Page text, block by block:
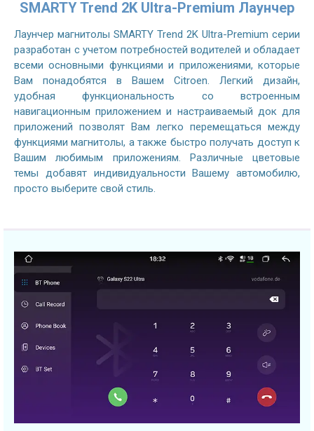
SMARTY Trend 2K Ultra-Premium Лаунчер
Лаунчер магнитолы SMARTY Trend 2K Ultra-Premium серии
разработан с учетом потребностей водителей и обладает
всеми основными функциями и приложениями, которые
Вам понадобятся в Вашем Citroen. Легкий дизайн,
удобная функциональность со встроенным
навигационным приложением и настраиваемый док для
приложений позволят Вам легко перемещаться между
функциями магнитолы, а также быстро получать доступ к
Вашим любимым приложениям. Различные цветовые
темы добавят индивидуальности Вашему автомобилю,
просто выберите свой стиль.